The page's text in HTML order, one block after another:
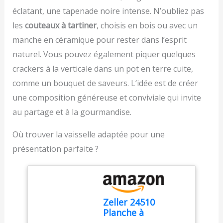
cuisine et en pâtisserie –
Ustensile de cuisine
polyvalent: Utilisez-le non
pâtisserie (tartes,
cupcakes, pâtes), mais
aussi pour étaler la pâte
à pizza, couper le
fromage, répartir les
garnitures et bien plus
encore. Un accessoire de
pâtisserie indispensable
durable – Chaque
intégré, ces spatules
peuvent être accrochées
pour un rangement
compact. Durables,
préparations. Matériau
adapté au contact
goût et résistant aux
taches POIGNÉE
ERGONOMIQUE : La
poignée antidérapante
tient confortablement en
main et aide à garder un
décoration et le lissage
NETTOYAGE FACILE :
pâtisserie pour fondant,
glaçage, pâte ou
desserts lors de la
préparation et de la
éclatant, une tapenade noire intense. N’oubliez pas
les couteaux à tartiner, choisis en bois ou avec un
manche en céramique pour rester dans l’esprit
naturel. Vous pouvez également piquer quelques
crackers à la verticale dans un pot en terre cuite,
comme un bouquet de saveurs. L’idée est de créer
une composition généreuse et conviviale qui invite
au partage et à la gourmandise.
Où trouver la vaisselle adaptée pour une
présentation parfaite ?
Zeller 24510
Planche à